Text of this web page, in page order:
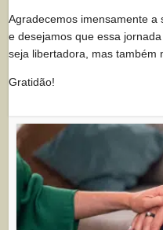
Agradecemos imensamente
e desejamos que essa
seja libertadora, mas também
Gratidão!